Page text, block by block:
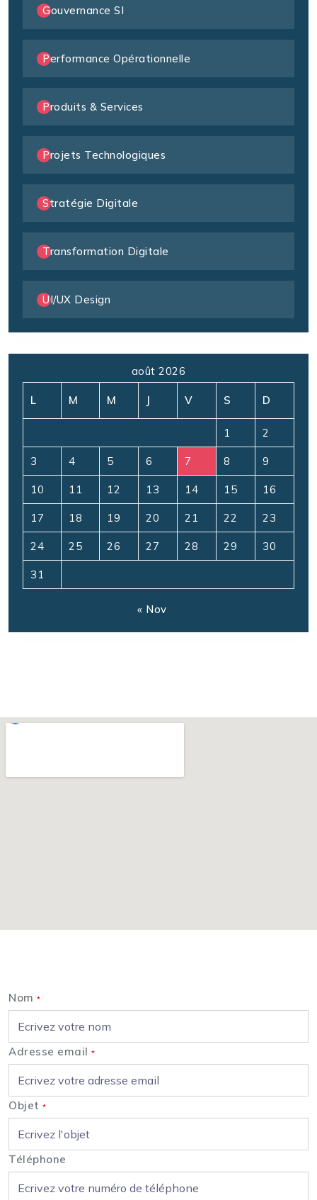
Gouvernance SI
Performance Opérationnelle
Produits & Services
Projets Technologiques
Stratégie Digitale
Transformation Digitale
UI/UX Design
août 2026
L M M J V S D
1 2
3 4 5 6 7 8 9
10 11 12 13 14 15 16
17 18 19 20 21 22 23
24 25 26 27 28 29 30
31
« Nov
Nom *
Adresse email *
Objet *
Téléphone